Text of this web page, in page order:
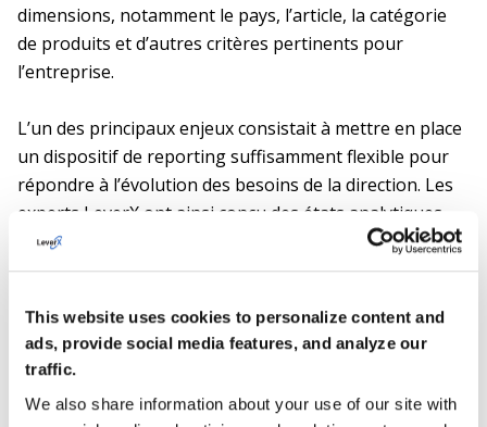
This website uses cookies to personalize content and
ads, provide social media features, and analyze our
traffic.
We also share information about your use of our site with
dimensions, notamment le pays, l’article, la catégorie
de produits et d’autres critères pertinents pour
l’entreprise.
L’un des principaux enjeux consistait à mettre en place
un dispositif de reporting suffisamment flexible pour
répondre à l’évolution des besoins de la direction. Les
experts LeverX ont ainsi conçu des états analytiques
permettant de suivre rapidement les principaux
indicateurs financiers et d’adapter les rapports aux
La possibilité d’ajouter, de supprimer ou de regrouper
des indicateurs permet aux équipes d’examiner les
données sous différents angles et de mieux mesurer